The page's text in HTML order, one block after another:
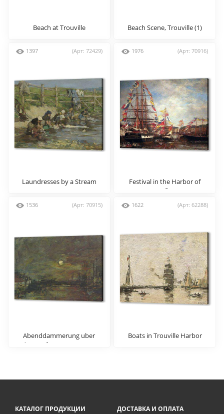
Beach at Trouville Beach Scene, Trouville (1)
1397 (Арт: 72429)
Laundresses by a Stream
1976 (Арт: 70916)
Festival in the Harbor of
Honfleur
1536 (Арт: 70915)
Abenddammerung uber
dem Hafen von Le Havre
1622 (Арт: 62288)
Boats in Trouville Harbor
КАТАЛОГ ПРОДУКЦИИ ДОСТАВКА И ОПЛАТА